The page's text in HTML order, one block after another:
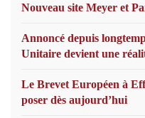
Nouveau site Meyer et
Annoncé depuis
Unitaire devient une
Le Brevet Européen à
poser dès aujourd’hui